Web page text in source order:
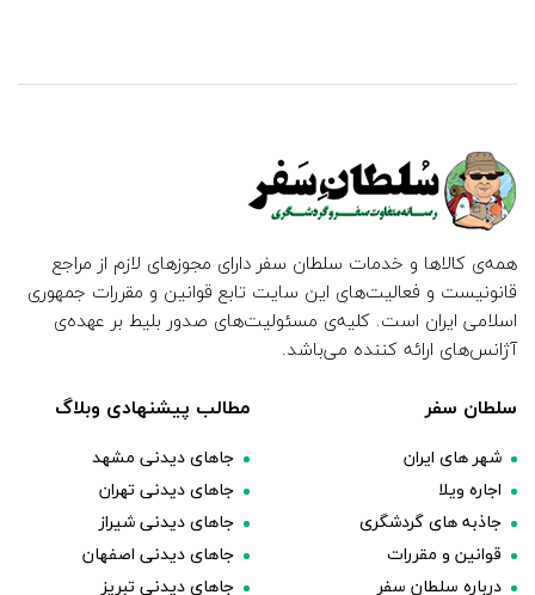
همه‌ی کالاها و خدمات سلطان سفر دارای مجوزهای لازم از مراجع
قانونیست و فعالیت‌های این سایت تابع قوانین و مقررات جمهوری
اسلامی ایران است. کلیه‌ی مسئولیت‌های صدور بلیط بر عهده‌ی
آژانس‌های ارائه کننده می‌باشد.
سلطان سفر
شهر های ایران
اجاره ویلا
جاذبه های گردشگری
قوانین و مقررات
درباره سلطان سفر
مطالب پیشنهادی وبلاگ
جاهای دیدنی مشهد
جاهای دیدنی تهران
جاهای دیدنی شیراز
جاهای دیدنی اصفهان
جاهای دیدنی تبریز